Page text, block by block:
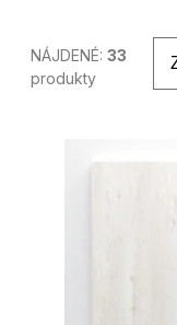
NÁJDENÉ: 33
produkty